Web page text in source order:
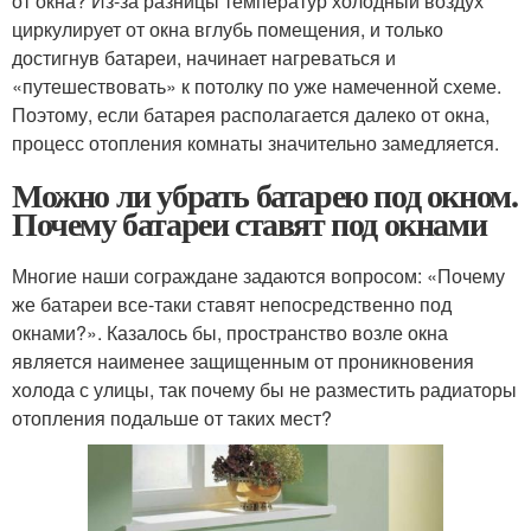
циркулирует от окна вглубь помещения, и только
достигнув батареи, начинает нагреваться и
«путешествовать» к потолку по уже намеченной схеме.
Поэтому, если батарея располагается далеко от окна,
процесс отопления комнаты значительно замедляется.
Можно ли убрать батарею под окном.
Почему батареи ставят под окнами
Многие наши сограждане задаются вопросом: «Почему
же батареи все-таки ставят непосредственно под
окнами?». Казалось бы, пространство возле окна
является наименее защищенным от проникновения
холода с улицы, так почему бы не разместить радиаторы
отопления подальше от таких мест?